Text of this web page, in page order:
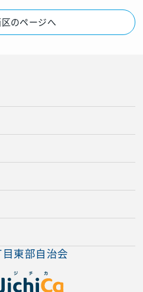
のページへ
東部自治会